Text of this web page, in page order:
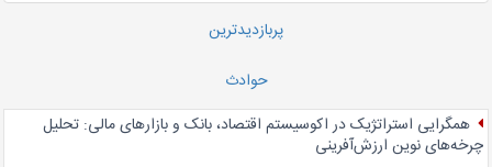
پربازدیدترین
حوادث
همگرایی استراتژیک در اکوسیستم اقتصاد، بانک و بازارهای مالی: تحلیل
چرخه‌های نوین ارزش‌آفرینی